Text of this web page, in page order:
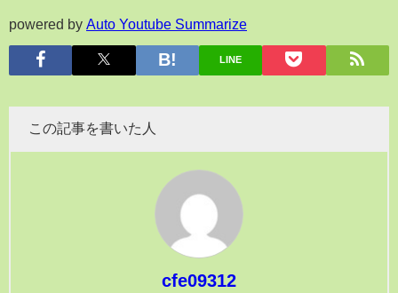
powered by Auto Youtube Summarize
LINE
この記事を書いた人
cfe09312